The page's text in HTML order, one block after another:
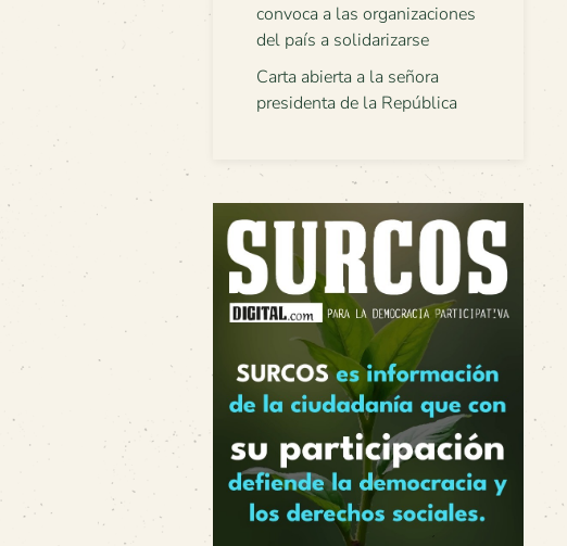
convoca a las organizaciones
del país a solidarizarse
Carta abierta a la señora
presidenta de la República